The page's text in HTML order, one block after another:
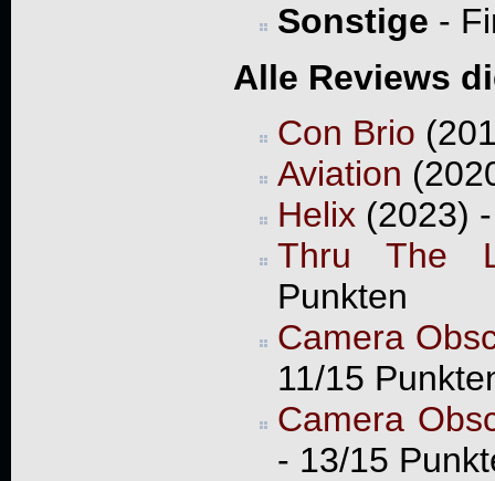
Sonstige -
Alle Reviews
Con Brio
Aviation
Helix (2023)
Thru The
Punkten
Camera
11/15
Camera
- 13/15